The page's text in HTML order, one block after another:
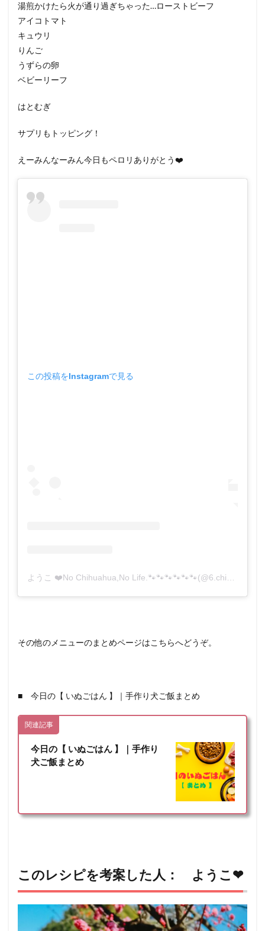
湯煎かけたら火が通り過ぎちゃった…ローストビーフ
アイコトマト
キュウリ
りんご
うずらの卵
ベビーリーフ
はとむぎ
サプリもトッピング！
えーみんなーみん今日もペロリありがとう❤️
この投稿をInstagramで見る
その他のメニューのまとめページはこちらへどうぞ。
■ 今日の【 いぬごはん 】｜手作り犬ご飯まとめ
関連記事
今日の【 いぬごはん 】｜手作り
犬ご飯まとめ
このレシピを考案した人： ようこ❤